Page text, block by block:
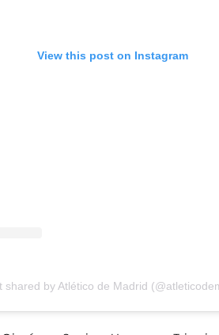
View this post on Instagram
shared by Atlético de Madrid